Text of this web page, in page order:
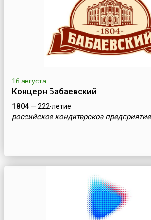
16 августа
Концерн Бабаевский
1804— 222-летие
российское кондитерское предприятие